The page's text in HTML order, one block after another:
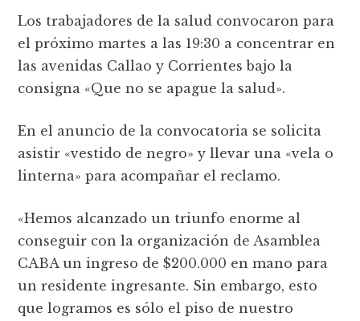
Los trabajadores de la salud convocaron para
el próximo martes a las 19:30 a concentrar en
las avenidas Callao y Corrientes bajo la
consigna «Que no se apague la salud».
En el anuncio de la convocatoria se solicita
asistir «vestido de negro» y llevar una «vela o
linterna» para acompañar el reclamo.
«Hemos alcanzado un triunfo enorme al
conseguir con la organización de Asamblea
CABA un ingreso de $200.000 en mano para
un residente ingresante. Sin embargo, esto
que logramos es sólo el piso de nuestro